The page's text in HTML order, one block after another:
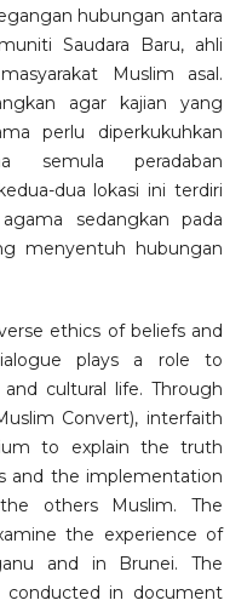
hubungan antara
Saudara Baru, ahli
Muslim asal.
agar kajian yang
perlu diperkukuhkan
semula peradaban
dua lokasi ini terdiri
sedangkan pada
menyentuh hubungan
ethics of beliefs and
plays a role to
cultural life. Through
Convert), interfaith
to explain the truth
and the implementation
others Muslim. The
the experience of
and in Brunei. The
in document